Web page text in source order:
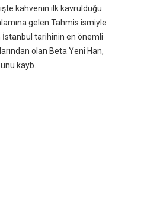
kahvenin ilk kavrulduğu
gelen Tahmis ismiyle
İstanbul tarihinin en önemli
olan Beta Yeni Han,
kayb...